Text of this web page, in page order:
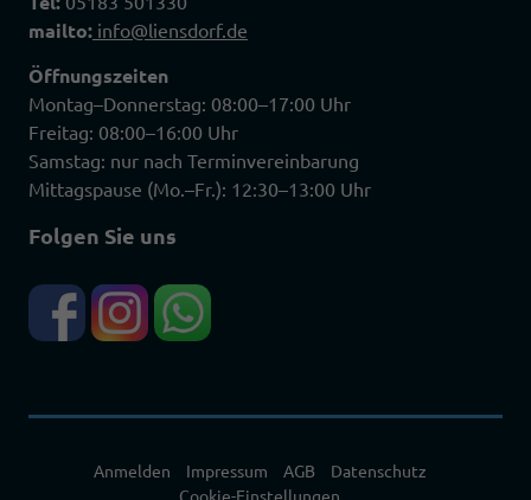
mailto: info@liensdorf.de
Öffnungszeiten
Montag–Donnerstag: 08:00–17:00 Uhr
Freitag: 08:00–16:00 Uhr
Samstag: nur nach Terminvereinbarung
Mittagspause (Mo.–Fr.): 12:30–13:00 Uhr
Folgen Sie uns
Anmelden Impressum AGB
Datenschutz
Cookie-Einstellungen